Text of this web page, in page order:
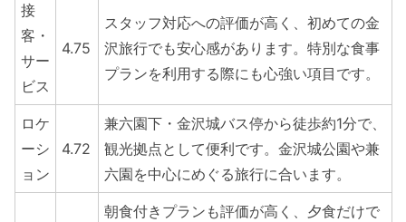
接
客・
サー
ビス
4.75
スタッフ対応への評価が高く、初めての金
沢旅行でも安心感があります。特別な食事
プランを利用する際にも心強い項目です。
ロケ
ーシ
ョン
4.72
兼六園下・金沢城バス停から徒歩約1分で、
観光拠点として便利です。金沢城公園や兼
六園を中心にめぐる旅行に合います。
朝食付きプランも評価が高く、夕食だけで